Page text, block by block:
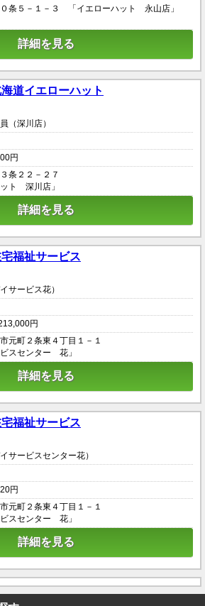
条５－１－３ 「イエローハット 永山店」
詳細を見る
道イエローハット
（深川店）
円
条２２－２７
ット 深川店」
詳細を見る
福祉サービス
サービス花）
円
元町２条東４丁目１－１
スセンター 花」
詳細を見る
福祉サービス
サービスセンター花）
円
元町２条東４丁目１－１
スセンター 花」
詳細を見る